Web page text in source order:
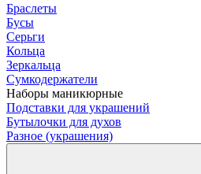
Браслеты
Бусы
Серьги
Кольца
Зеркальца
Сумкодержатели
Наборы маникюрные
Подставки для украшений
Бутылочки для духов
Разное (украшения)